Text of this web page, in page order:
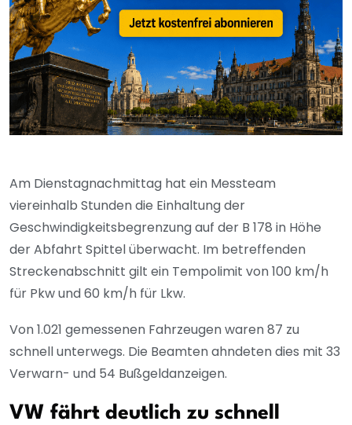
Am Dienstagnachmittag hat ein Messteam
viereinhalb Stunden die Einhaltung der
Geschwindigkeitsbegrenzung auf der B 178 in Höhe
der Abfahrt Spittel überwacht. Im betreffenden
Streckenabschnitt gilt ein Tempolimit von 100 km/h
für Pkw und 60 km/h für Lkw.
Von 1.021 gemessenen Fahrzeugen waren 87 zu
schnell unterwegs. Die Beamten ahndeten dies mit 33
Verwarn- und 54 Bußgeldanzeigen.
VW fährt deutlich zu schnell